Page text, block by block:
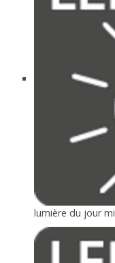
lumière du jour